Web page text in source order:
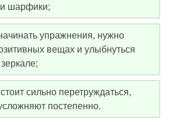
шарфики;
упражнения, нужно
вещах и улыбнуться
сильно перетруждаться,
постепенно.